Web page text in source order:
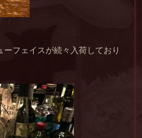
フェイスが続々入荷しており